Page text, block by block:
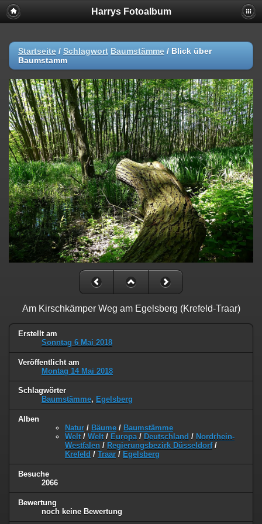
Harrys Fotoalbum
Startseite / Schlagwort Baumstämme / Blick über
Baumstamm
Am Kirschkämper Weg am Egelsberg (Krefeld-Traar)
Erstellt am
Sonntag 6 Mai 2018
Veröffentlicht am
Montag 14 Mai 2018
Schlagwörter
Baumstämme, Egelsberg
Alben
Natur / Bäume / Baumstämme
Welt / Welt / Europa/ Deutschland / Nordrhein-
Westfalen / Regierungsbezirk Düsseldorf/
Krefeld / Traar / Egelsberg
Besuche
2066
Bewertung
noch keine Bewertung